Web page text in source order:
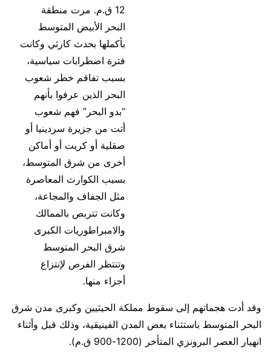
12 ق.م. مرت منطقة
البحر الأبيض المتوسط ​​
بأكملها بحدث كارثي وكانت
فترة اضطرابات سياسية،
بسبب تفاقم خطر شعوب
البحر الذين عرفوا بأنهم
“بدو البحر” فهم شعوب
أتت من جزيرة سردينيا أو
صقلية أو كريت أو أماكن
أخرى من شرق المتوسط،
بسبب الكوارث المعاصرة
مثل الجفاف والمجاعة،
وكانت تتربص بالممالك
والامبراطوريات الكبرى
شرق البحر المتوسط
وتنتظر الفرص لإنتزاع
أجزاء منها.
وقد أدت هجماتهم إلى سقوط مملكة الحيثيين وكبرى مدن شرق
البحر المتوسط باستثناء بعض المدن الفينيقية، وذلك قبل وأثناء
انهيار العصر البرونزي المتأخر (1200-900 ق.م).